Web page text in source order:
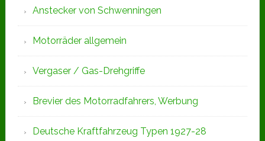
Anstecker von Schwenningen
Motorräder allgemein
Vergaser / Gas-Drehgriffe
Brevier des Motorradfahrers, Werbung
Deutsche Kraftfahrzeug Typen 1927-28